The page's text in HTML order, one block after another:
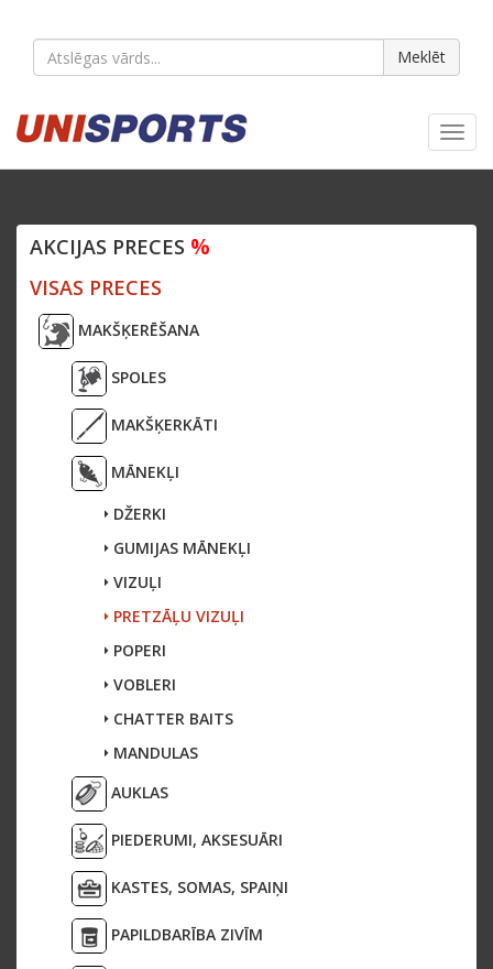
Meklēt
AKCIJAS PRECES %
VISAS PRECES
MAKŠĶERĒŠANA
SPOLES
MAKŠĶERKĀTI
MĀNEKĻI
DŽERKI
GUMIJAS MĀNEKĻI
VIZUĻI
PRETZĀĻU VIZUĻI
POPERI
VOBLERI
CHATTER BAITS
MANDULAS
AUKLAS
PIEDERUMI, AKSESUĀRI
KASTES, SOMAS, SPAIŅI
PAPILDBARĪBA ZIVĪM